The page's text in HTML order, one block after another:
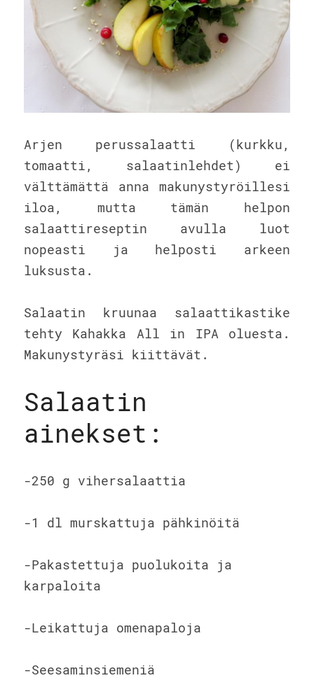
Arjen perussalaatti (kurkku,
tomaatti, salaatinlehdet) ei
välttämättä anna makunystyröillesi
iloa, mutta tämän helpon
salaattireseptin avulla luot
nopeasti ja helposti arkeen
luksusta.
Salaatin kruunaa salaattikastike
tehty Kahakka All in IPA oluesta.
Makunystyräsi kiittävät.
Salaatin
ainekset:
-250 g vihersalaattia
-1 dl murskattuja pähkinöitä
-Pakastettuja puolukoita ja
karpaloita
-Leikattuja omenapaloja
-Seesaminsiemeniä